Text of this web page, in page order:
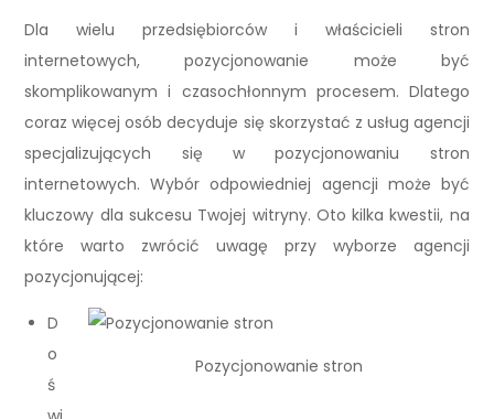
Dla wielu przedsiębiorców i właścicieli stron
internetowych, pozycjonowanie może być
skomplikowanym i czasochłonnym procesem. Dlatego
coraz więcej osób decyduje się skorzystać z usług agencji
specjalizujących się w pozycjonowaniu stron
internetowych. Wybór odpowiedniej agencji może być
kluczowy dla sukcesu Twojej witryny. Oto kilka kwestii, na
które warto zwrócić uwagę przy wyborze agencji
pozycjonującej:
Pozycjonowanie stron
D
o
ś